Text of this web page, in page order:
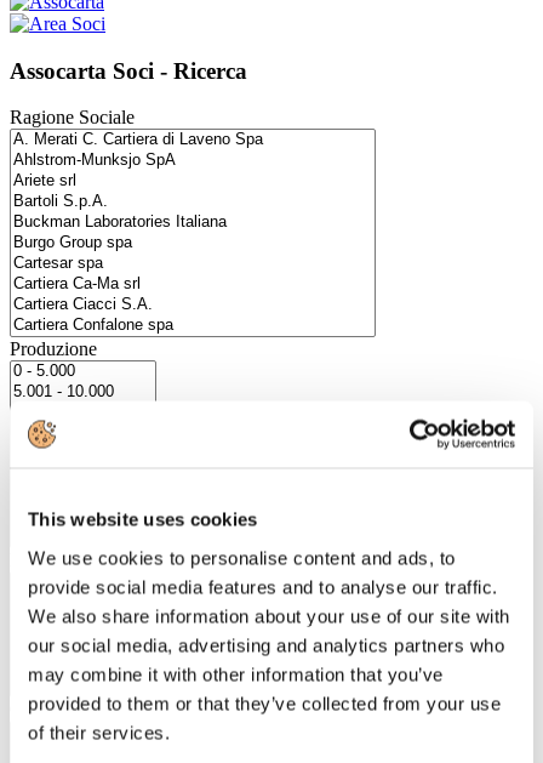
This website uses cookies
We use cookies to personalise content and ads, to
provide social media features and to analyse our traffic.
We also share information about your use of our site with
our social media, advertising and analytics partners who
may combine it with other information that you’ve
provided to them or that they’ve collected from your use
of their services.
Assocarta Soci - Ricerca
Ragione Sociale
Produzione
Numero Dipendenti
Città